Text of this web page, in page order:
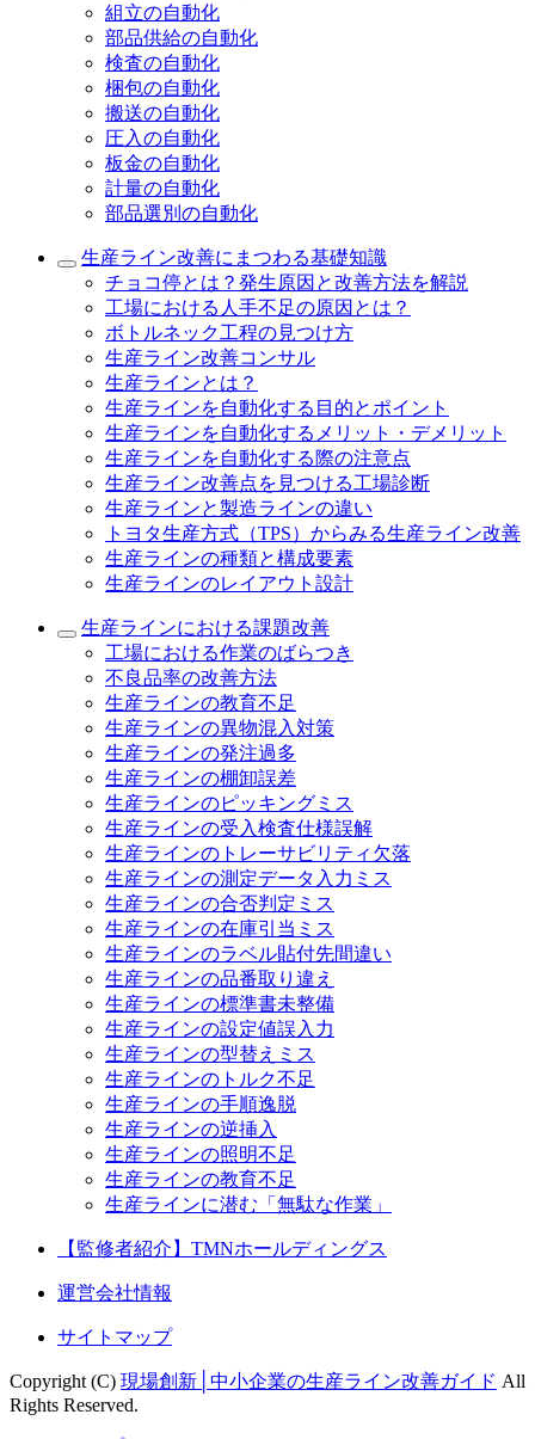
組立の自動化
部品供給の自動化
検査の自動化
梱包の自動化
搬送の自動化
圧入の自動化
板金の自動化
計量の自動化
部品選別の自動化
生産ライン改善にまつわる基礎知識
チョコ停とは？発生原因と改善方法を解説
工場における人手不足の原因とは？
ボトルネック工程の見つけ方
生産ライン改善コンサル
生産ラインとは？
生産ラインを自動化する目的とポイント
生産ラインを自動化するメリット・デメリット
生産ラインを自動化する際の注意点
生産ライン改善点を見つける工場診断
生産ラインと製造ラインの違い
トヨタ生産方式（TPS）からみる生産ライン改善
生産ラインの種類と構成要素
生産ラインのレイアウト設計
生産ラインにおける課題改善
工場における作業のばらつき
不良品率の改善方法
生産ラインの教育不足
生産ラインの異物混入対策
生産ラインの発注過多
生産ラインの棚卸誤差
生産ラインのピッキングミス
生産ラインの受入検査仕様誤解
生産ラインのトレーサビリティ欠落
生産ラインの測定データ入力ミス
生産ラインの合否判定ミス
生産ラインの在庫引当ミス
生産ラインのラベル貼付先間違い
生産ラインの品番取り違え
生産ラインの標準書未整備
生産ラインの設定値誤入力
生産ラインの型替えミス
生産ラインのトルク不足
生産ラインの手順逸脱
生産ラインの逆挿入
生産ラインの照明不足
生産ラインの教育不足
生産ラインに潜む「無駄な作業」
【監修者紹介】TMNホールディングス
運営会社情報
サイトマップ
Copyright (C) 現場創新│中小企業の生産ライン改善ガイド All
Rights Reserved.